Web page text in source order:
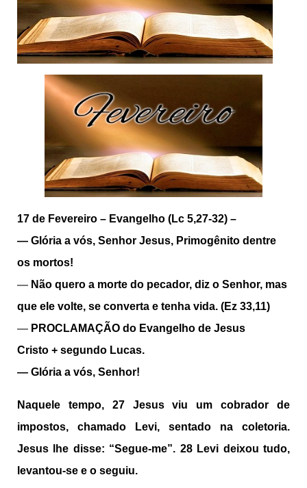
17 de Fevereiro – Evangelho (Lc 5,27-32) –
— Glória a vós, Senhor Jesus, Primogênito dentre
os mortos!
— Não quero a morte do pecador, diz o Senhor, mas
que ele volte, se converta e tenha vida. (Ez 33,11)
— PROCLAMAÇÃO do Evangelho de Jesus
Cristo + segundo Lucas.
— Glória a vós, Senhor!
Naquele tempo, 27 Jesus viu um cobrador de
impostos, chamado Levi, sentado na coletoria.
Jesus lhe disse: “Segue-me”. 28 Levi deixou tudo,
levantou-se e o seguiu.